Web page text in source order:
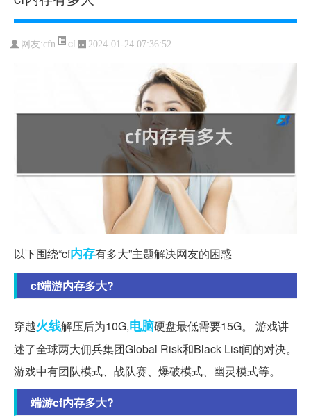
网友:cfn cf 2024-01-24 07:36:52
以下围绕“cf内存有多大”主题解决网友的困惑
cf端游内存多大?
穿越火线解压后为10G,电脑硬盘最低需要15G。 游戏讲
述了全球两大佣兵集团Global Risk和Black List间的对决。
游戏中有团队模式、战队赛、爆破模式、幽灵模式等。
端游cf内存多大?